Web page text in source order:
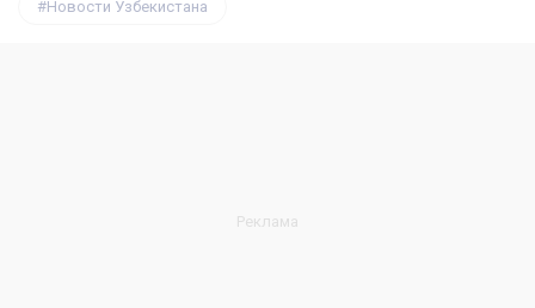
Новости Узбекистана